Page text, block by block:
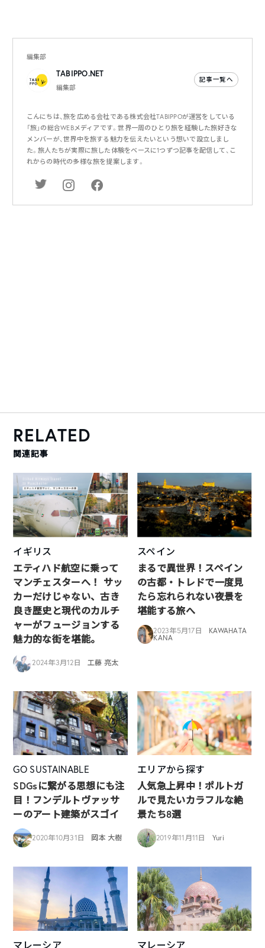
編集部
TABIPPO.NET
編集部
記事一覧へ
こんにちは、旅を広める会社である株式会社TABIPPOが運営をしている
「旅」の総合WEBメディアです。世界一周のひとり旅を経験した旅好きな
メンバーが、世界中を旅する魅力を伝えたいという想いで設立しまし
た。旅人たちが実際に旅した体験をベースに1つずつ記事を配信して、こ
れからの時代の多様な旅を提案します。
RELATED
関連記事
イギリス
エティハド航空に乗って
マンチェスターへ！ サッ
カーだけじゃない、古き
良き歴史と現代のカルチ
ャーがフュージョンする
魅力的な街を堪能。
2024年3月12日 工藤 亮太
スペイン
まるで異世界！スペイン
の古都・トレドで一度見
たら忘れられない夜景を
堪能する旅へ
2023年5月17日
KAWAHATA
KANA
GO SUSTAINABLE
SDGsに繋がる思想にも注
目！フンデルトヴァッサ
ーのアート建築がスゴイ
2020年10月31日 岡本 大樹
エリアから探す
人気急上昇中！ポルトガ
ルで見たいカラフルな絶
景たち8選
2019年11月11日 Yuri
マレーシア マレーシア